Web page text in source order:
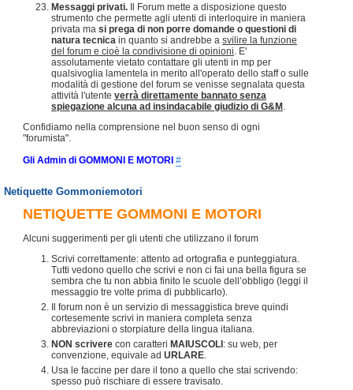
Messaggi privati. Il Forum mette a disposizione questo
strumento che permette agli utenti di interloquire in maniera
privata ma si prega di non porre domande o questioni di
natura tecnica in quanto si andrebbe a svilire la funzione
del forum e cioè la condivisione di opinioni . E'
assolutamente vietato contattare gli utenti in mp per
qualsivoglia lamentela in merito all'operato dello staff o sulle
modalità di gestione del forum se venisse segnalata questa
attività l'utente verrà direttamente bannato senza
spiegazione alcuna ad insindacabile giudizio di G&M
Confidiamo nella comprensione nel buon senso di ogni
"forumista".
Gli Admin di GOMMONI E MOTORI #
Netiquette Gommoniemotori
NETIQUETTE GOMMONI E MOTORI
Alcuni suggerimenti per gli utenti che utilizzano il forum
Scrivi correttamente: attento ad ortografia e punteggiatura.
Tutti vedono quello che scrivi e non ci fai una bella figura se
sembra che tu non abbia finito le scuole dell’obbligo (leggi il
messaggio tre volte prima di pubblicarlo).
Il forum non è un servizio di messaggistica breve quindi
cortesemente scrivi in maniera completa senza
abbreviazioni o storpiature della lingua italiana.
NON scrivere con caratteri MAIUSCOLI : su web, per
convenzione, equivale ad URLARE.
Usa le faccine per dare il tono a quello che stai scrivendo:
spesso può rischiare di essere travisato.